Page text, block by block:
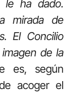
le ha dado.
mirada de
El Concilio
de la
es, según
acoger el